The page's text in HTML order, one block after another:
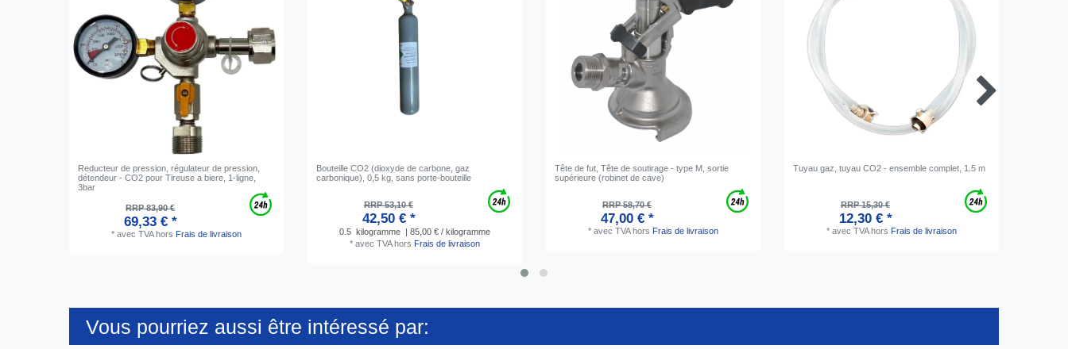
Reducteur de pression, régulateur de pression,
détendeur - CO2 pour Tireuse a biere, 1-ligne,
3bar
RRP 83,90 €
69,33 € *
* avec TVAhors Frais de livraison
Bouteille CO2 (dioxyde de carbone, gaz
carbonique), 0,5 kg, sans porte-bouteille
RRP 53,10 €
42,50 € *
0.5 kilogramme | 85,00 € / kilogramme
* avec TVAhors Frais de livraison
Tête de fut, Tête de soutirage - type M, sortie
supérieure (robinet de cave)
RRP 58,70 €
47,00 € *
* avec TVAhors Frais de livraison
Tuyau gaz, tuyau CO2 - ensemble complet, 1.5 m
RRP 15,30 €
12,30 € *
* avec TVAhors Frais de livraison
Vous pourriez aussi être intéressé par: